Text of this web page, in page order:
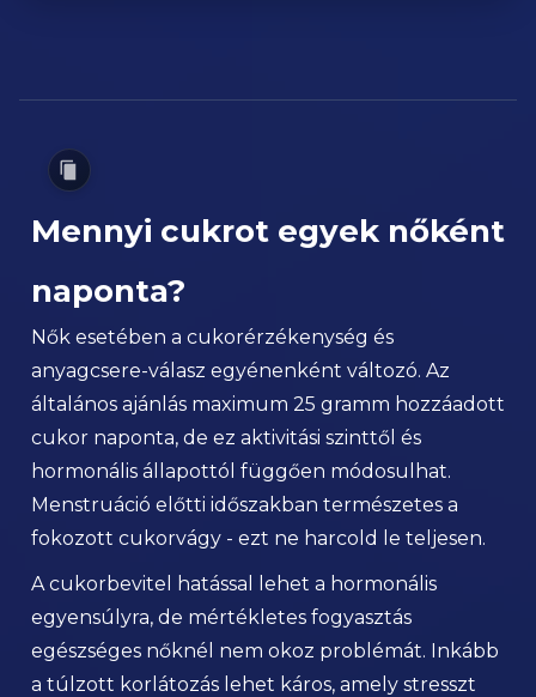
Mennyi cukrot egyek nőként
naponta?
Nők esetében a cukorérzékenység és
anyagcsere-válasz egyénenként változó. Az
általános ajánlás maximum 25 gramm hozzáadott
cukor naponta, de ez aktivitási szinttől és
hormonális állapottól függően módosulhat.
Menstruáció előtti időszakban természetes a
fokozott cukorvágy - ezt ne harcold le teljesen.
A cukorbevitel hatással lehet a hormonális
egyensúlyra, de mértékletes fogyasztás
egészséges nőknél nem okoz problémát. Inkább
a túlzott korlátozás lehet káros, amely stresszt